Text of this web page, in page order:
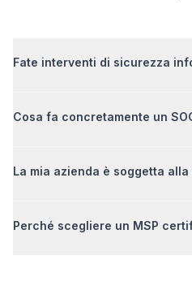
Fate interventi di sicurezza
Cosa fa concretamente un
La mia azienda è soggetta
Perché scegliere un MSP